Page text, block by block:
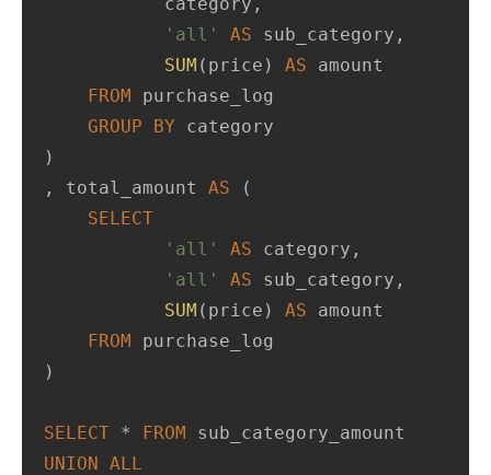
'all'
AS sub_category,
SUM (price) AS amount
FROM purchase_log
GROUP
BY category
)
, total_amount AS (
SELECT
'all'
AS category,
'all'
AS sub_category,
SUM (price) AS amount
FROM purchase_log
)
SELECT * FROM
UNION ALL